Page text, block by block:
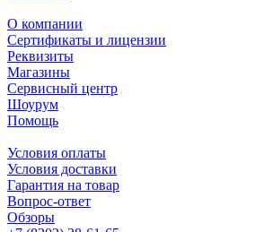
О компании
Сертификаты и лицензии
Реквизиты
Магазины
Сервисный центр
Шоурум
Помощь
Условия оплаты
Условия доставки
Гарантия на товар
Вопрос-ответ
Обзоры